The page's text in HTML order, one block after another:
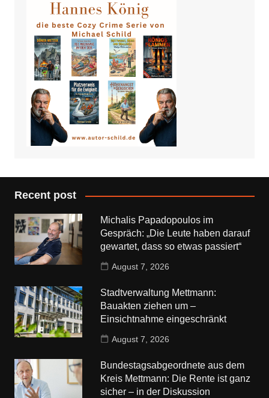
Recent post
Michalis Papadopoulos im
Gespräch: „Die Leute haben darauf
gewartet, dass so etwas passiert“
August 7, 2026
Stadtverwaltung Mettmann:
Bauakten ziehen um –
Einsichtnahme eingeschränkt
August 7, 2026
Bundestagsabgeordnete aus dem
Kreis Mettmann: Die Rente ist ganz
sicher – in der Diskussion